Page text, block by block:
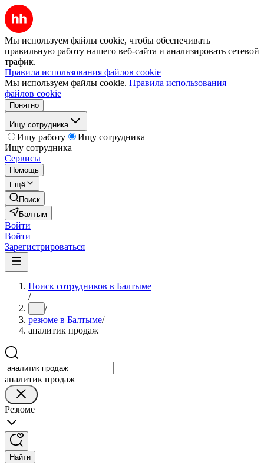
Мы используем файлы cookie, чтобы обеспечивать
правильную работу нашего веб-сайта и анализировать сетевой
трафик.
Правила использования файлов cookie
Мы используем файлы cookie. Правила использования
файлов cookie
Понятно
Ищу сотрудника
Ищу работу
Ищу сотрудника
Ищу сотрудника
Сервисы
Помощь
Ещё
Поиск
Балтым
Войти
Войти
Зарегистрироваться
Поиск сотрудников в Балтыме
/
... /
резюме в Балтыме/
аналитик продаж
аналитик продаж
Резюме
Найти